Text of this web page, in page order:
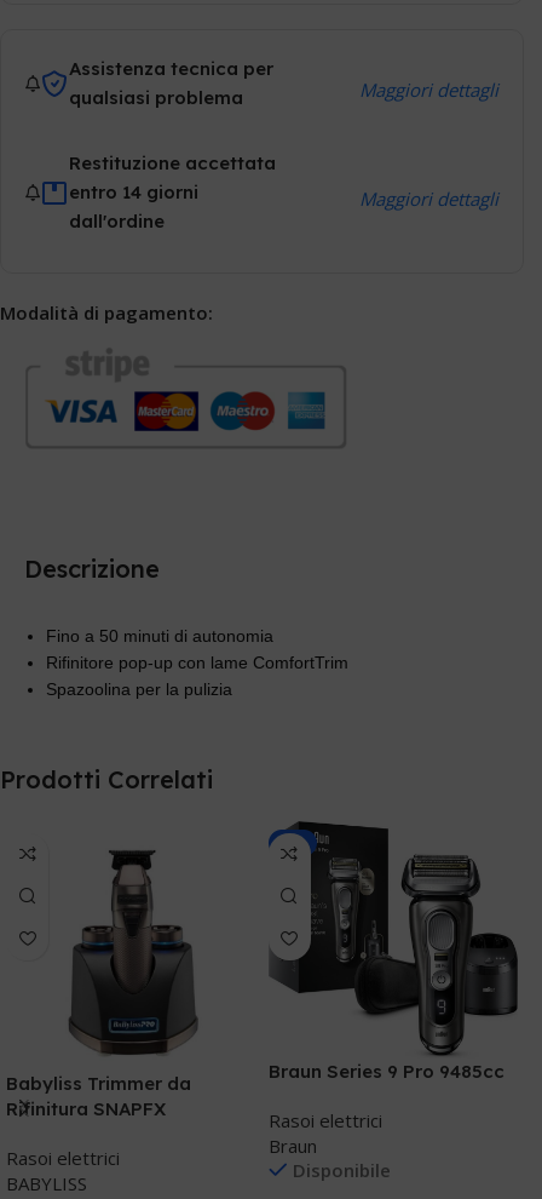
Assistenza tecnica per
qualsiasi problema
Maggiori dettagli
Restituzione accettata
entro 14 giorni
dall'ordine
Maggiori dettagli
Modalità di pagamento:
Descrizione
Fino a 50 minuti di autonomia
Rifinitore pop-up con lame ComfortTrim
Spazoolina per la pulizia
Prodotti Correlati
Babyliss Trimmer da
Rifinitura SNAPFX
Rasoi elettrici
BABYLISS
-8%
Braun Series 9 Pro 9485cc
Rasoi elettrici
Braun
Disponibile